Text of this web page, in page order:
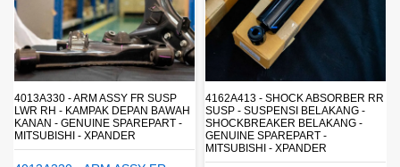
BAWAH
-
4162A413 - SHOCK ABSORBER RR
SUSP - SUSPENSI BELAKANG -
SHOCKBREAKER BELAKANG -
GENUINE SPAREPART -
MITSUBISHI - XPANDER
1770A233 - FUEL FILTER
- SARINGAN BAHAN BAKAR -
SARINGAN SOLAR -
PAJERO